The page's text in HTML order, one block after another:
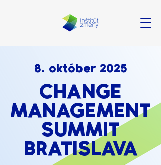
8. október 2025
CHANGE
MANAGEMENT
SUMMIT
BRATISLAVA